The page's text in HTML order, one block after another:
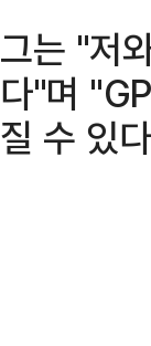
그는 "저
다"며
질 수 있